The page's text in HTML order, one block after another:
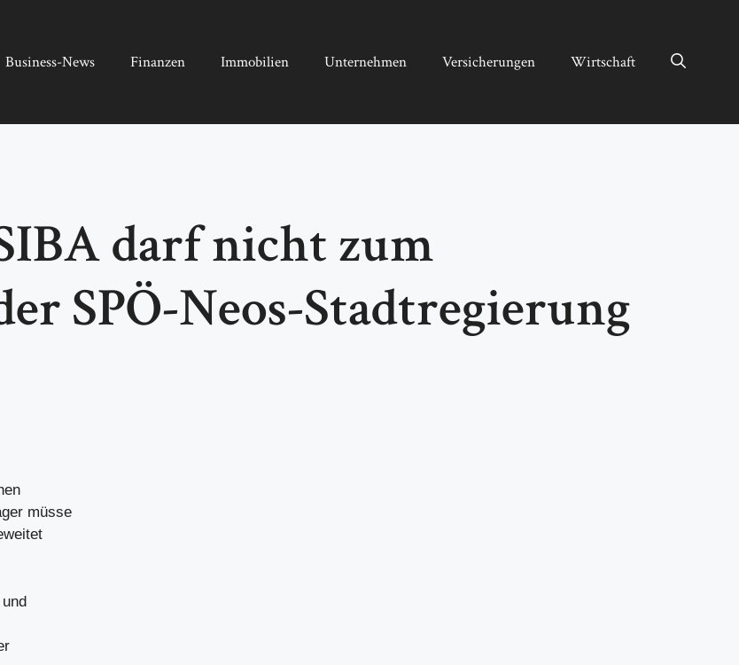
Business-News Finanzen Immobilien Unternehmen Versicherungen Wirtschaft
darf nicht zum
SPÖ-Neos-Stadtregierung
müsse